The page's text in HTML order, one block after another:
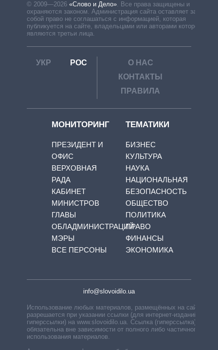
© 2009—2026 «Слово и Дело». Все права защищены и
охраняются законом. Администрация сайта оставляет за
собой право не соглашаться с информацией, которая
публикуется на сайте, владельцами или авторами которой
являются третьи лица.
УКР РОС
О НАС
КОНТАКТЫ
ПРАВИЛА
МОНИТОРИНГ
ПРЕЗИДЕНТ И
ОФИС
ВЕРХОВНАЯ
РАДА
КАБИНЕТ
МИНИСТРОВ
ГЛАВЫ
ОБЛАДМИНИСТРАЦИЙ
МЭРЫ
ВСЕ ПЕРСОНЫ
ТЕМАТИКИ
БИЗНЕС
КУЛЬТУРА
НАУКА
НАЦИОНАЛЬНАЯ
БЕЗОПАСНОСТЬ
ОБЩЕСТВО
ПОЛИТИКА
ПРАВО
ФИНАНСЫ
ЭКОНОМИКА
info@slovoidilo.ua
Использование любых материалов, размещённых на сайте,
разрешается при указании ссылки (для интернет-изданий —
гиперссылки) на www.slovoidilo.ua. Ссылка (гиперссылка)
обязательна вне зависимости от полного либо частичного
использования материалов.